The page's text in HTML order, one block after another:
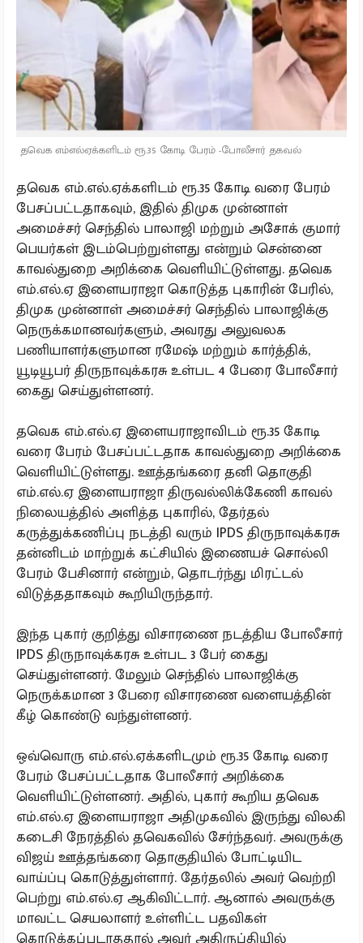
தவெக எம்எல்ஏக்களிடம் ரூ.35 கோடி பேரம் -போலீசார் தகவல்
தவெக எம்.எல்.ஏக்களிடம் ரூ.35 கோடி வரை பேரம்
பேசப்பட்டதாகவும், இதில் திமுக முன்னாள்
அமைச்சர் செந்தில் பாலாஜி மற்றும் அசோக் குமார்
பெயர்கள் இடம்பெற்றுள்ளது என்றும் சென்னை
காவல்துறை அறிக்கை வெளியிட்டுள்ளது. தவெக
எம்.எல்.ஏ இளையராஜா கொடுத்த புகாரின் பேரில்,
திமுக முன்னாள் அமைச்சர் செந்தில் பாலாஜிக்கு
நெருக்கமானவர்களும், அவரது அலுவலக
பணியாளர்களுமான ரமேஷ் மற்றும் கார்த்திக்,
யூடியூபர் திருநாவுக்கரசு உள்பட 4 பேரை போலீசார்
கைது செய்துள்ளனர்.
தவெக எம்.எல்.ஏ இளையராஜாவிடம் ரூ.35 கோடி
வரை பேரம் பேசப்பட்டதாக காவல்துறை அறிக்கை
வெளியிட்டுள்ளது. ஊத்தங்கரை தனி தொகுதி
எம்.எல்.ஏ இளையராஜா திருவல்லிக்கேணி காவல்
நிலையத்தில் அளித்த புகாரில், தேர்தல்
கருத்துக்கணிப்பு நடத்தி வரும் IPDS திருநாவுக்கரசு
தன்னிடம் மாற்றுக் கட்சியில் இணையச் சொல்லி
பேரம் பேசினார் என்றும், தொடர்ந்து மிரட்டல்
விடுத்ததாகவும் கூறியிருந்தார்.
இந்த புகார் குறித்து விசாரணை நடத்திய போலீசார்
IPDS திருநாவுக்கரசு உள்பட 3 பேர் கைது
செய்துள்ளனர். மேலும் செந்தில் பாலாஜிக்கு
நெருக்கமான 3 பேரை விசாரணை வளையத்தின்
கீழ் கொண்டு வந்துள்ளனர்.
ஒவ்வொரு எம்.எல்.ஏக்களிடமும் ரூ.35 கோடி வரை
பேரம் பேசப்பட்டதாக போலீசார் அறிக்கை
வெளியிட்டுள்ளனர். அதில், புகார் கூறிய தவெக
எம்.எல்.ஏ இளையராஜா அதிமுகவில் இருந்து விலகி
கடைசி நேரத்தில் தவெகவில் சேர்ந்தவர். அவருக்கு
விஜய் ஊத்தங்கரை தொகுதியில் போட்டியிட
வாய்ப்பு கொடுத்துள்ளார். தேர்தலில் அவர் வெற்றி
பெற்று எம்.எல்.ஏ ஆகிவிட்டார். ஆனால் அவருக்கு
மாவட்ட செயலாளர் உள்ளிட்ட பதவிகள்